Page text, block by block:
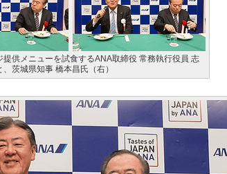
提供メニューを試食するANA取締役 常務執行役員 志
茨城県知事 橋本昌氏（右）